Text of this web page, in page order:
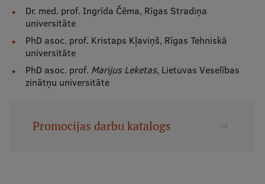
Par RSU
Studentu dzīve
Studiju norises vietas
Mūsu cilvēki
Dr. med. prof. Ingrīda Čēma, Rīgas Stradiņa
universitāte
PhD asoc. prof. Kristaps Kļaviņš, Rīgas Tehniskā
universitāte
PhD asoc. prof. Marijus Leketas, Lietuvas Veselības
zinātņu universitāte
Promocijas darbu katalogs